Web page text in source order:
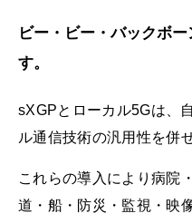
ビー・ビー・バックボ
す。
sXGPとローカル5Gは、
ル通信技術の汎用性を併
これらの導入により病院
道・船・防災・監視・映